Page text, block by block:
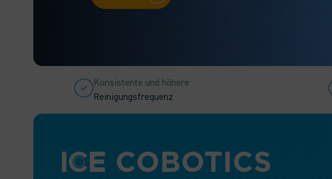
Konsistente und höhere
Reinigungsfrequenz